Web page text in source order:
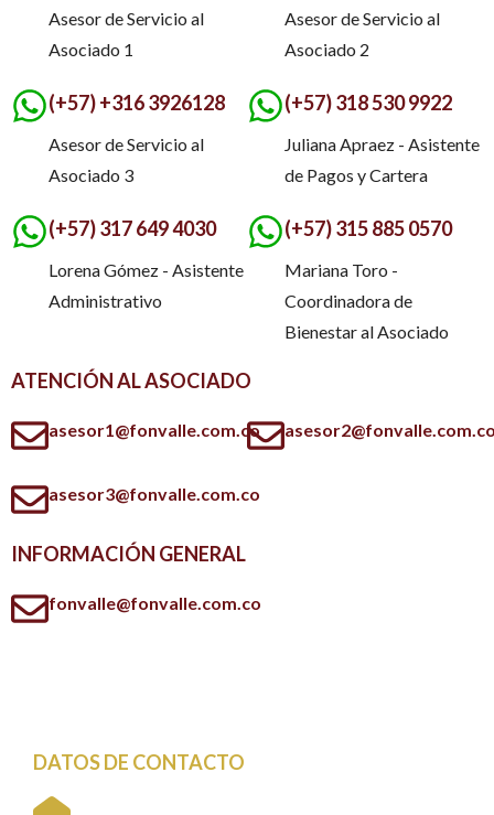
Asesor de Servicio al
Asociado 1
Asesor de Servicio al
Asociado 2
(+57) +316 3926128
Asesor de Servicio al
Asociado 3
(+57) 318 530 9922
Juliana Apraez - Asistente
de Pagos y Cartera
(+57) 317 649 4030
Lorena Gómez - Asistente
Administrativo
(+57) 315 885 0570
Mariana Toro -
Coordinadora de
Bienestar al Asociado
ATENCIÓN AL ASOCIADO
asesor1@fonvalle.com.co
asesor3@fonvalle.com.co
INFORMACIÓN GENERAL
fonvalle@fonvalle.com.co
DATOS DE CONTACTO